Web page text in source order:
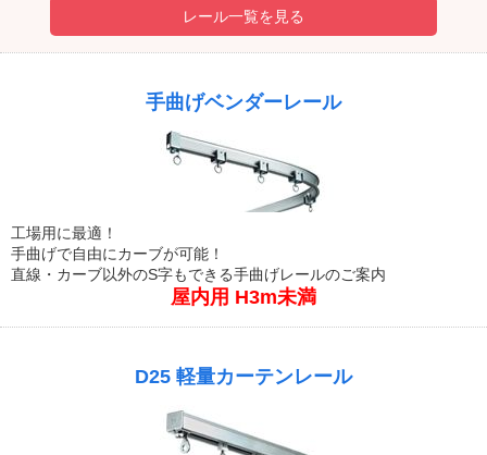
レール一覧を見る
手曲げベンダーレール
工場用に最適！
手曲げで自由にカーブが可能！
直線・カーブ以外のS字もできる手曲げレールのご案内
屋内用 H3m未満
D25 軽量カーテンレール